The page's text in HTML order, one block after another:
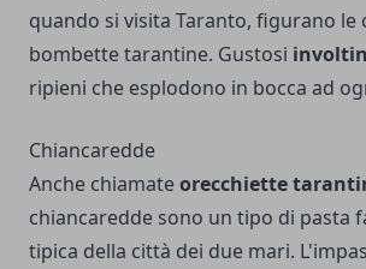
quando si visita Taranto, figurano
bombette tarantine. Gustosi
ripieni che esplodono in bocca ad
Chiancaredde
Anche chiamateorecchiette
chiancaredde sono un tipo di pasta
tipica della città dei due mari.